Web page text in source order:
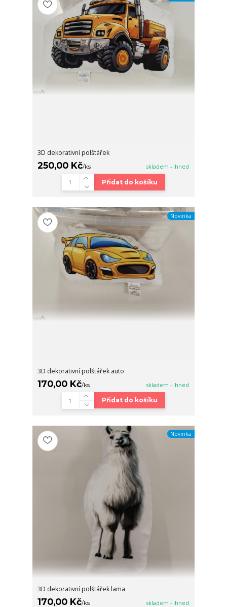
3D dekorativní polštářek
250,00 Kč/ks skladem - ihned
Přidat do košíku
Novinka
3D dekorativní polštářek auto
170,00 Kč/ks skladem - ihned
Přidat do košíku
Novinka
3D dekorativní polštářek lama
170,00 Kč/ks skladem - ihned